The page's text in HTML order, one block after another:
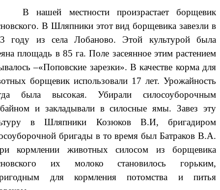
местности произрастает борщевик
В Шляпники этот вид борщевика завезли в
году из села Лобаново. Этой культурой была
площадь в 85 га. Поле засеянное этим растением
–«Поповские зарезки». В качестве корма для
борщевик использовали 17 лет. Урожайность
была высокая. Убирали силосоуборочным
и закладывали в силосные ямы. Завез эту
в Шляпники Козюков В.И, бригадиром
бригады в то время был Батраков В.А.
кормлении животных силосом из борщевика
их молоко становилось горьким,
для кормления потомства и питья